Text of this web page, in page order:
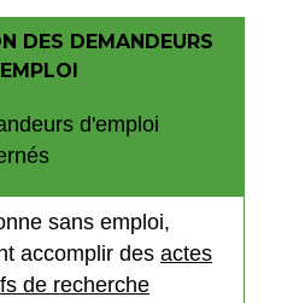
DES DEMANDEURS
d'emploi
sans emploi,
accomplir des actes
de recherche